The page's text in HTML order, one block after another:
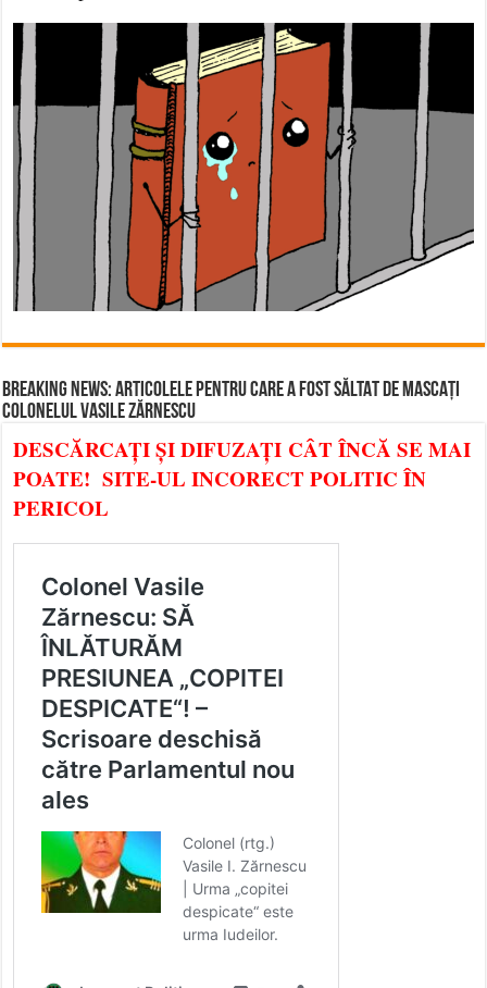
BREAKING NEWS: ARTICOLELE PENTRU CARE A FOST SĂLTAT DE MASCAȚI
COLONELUL VASILE ZĂRNESCU
DESCĂRCAȚI ȘI DIFUZAȚI CÂT ÎNCĂ SE MAI
POATE! SITE-UL INCORECT POLITIC ÎN
PERICOL